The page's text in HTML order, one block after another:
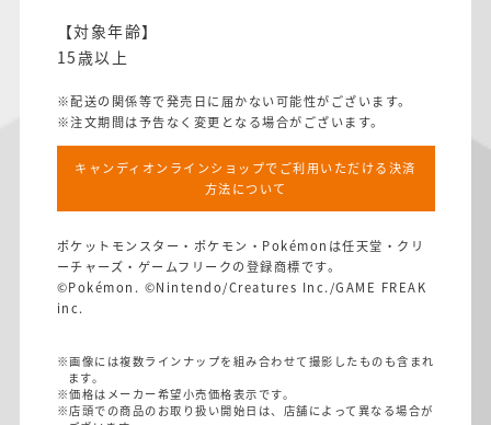
【対象年齢】
15歳以上
※配送の関係等で発売日に届かない可能性がございます。
※注文期間は予告なく変更となる場合がございます。
キャンディオンラインショップでご利用いただける決済
方法について
ポケットモンスター・ポケモン・Pokémonは任天堂・クリ
ーチャーズ・ゲームフリークの登録商標です。
©Pokémon. ©Nintendo/Creatures Inc./GAME FREAK
inc.
※画像には複数ラインナップを組み合わせて撮影したものも含まれ
ます。
※価格はメーカー希望小売価格表示です。
※店頭での商品のお取り扱い開始日は、店舗によって異なる場合が